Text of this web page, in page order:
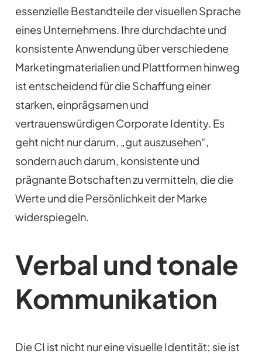
essenzielle Bestandteile der visuellen Sprache
eines Unternehmens. Ihre durchdachte und
konsistente Anwendung über verschiedene
Marketingmaterialien und Plattformen hinweg
ist entscheidend für die Schaffung einer
starken, einprägsamen und
vertrauenswürdigen Corporate Identity. Es
geht nicht nur darum, „gut auszusehen“,
sondern auch darum, konsistente und
prägnante Botschaften zu vermitteln, die die
Werte und die Persönlichkeit der Marke
widerspiegeln.
Verbal und tonale
Kommunikation
Die CI ist nicht nur eine visuelle Identität; sie ist